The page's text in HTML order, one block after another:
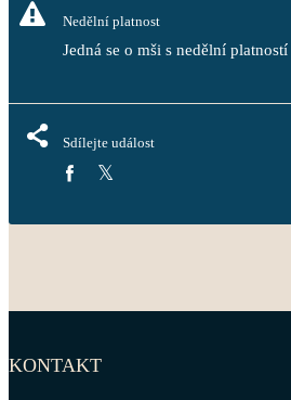
Nedělní platnost
Jedná se o mši s nedělní platností
Sdílejte událost
KONTAKT